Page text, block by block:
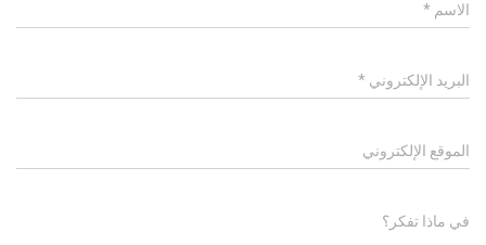
الاسم *
البريد الإلكتروني *
الموقع الإلكتروني
في ماذا تفكر؟